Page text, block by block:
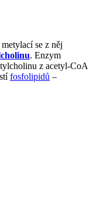
se z něj
. Enzym
z acetyl-CoA
fosfolipidů –